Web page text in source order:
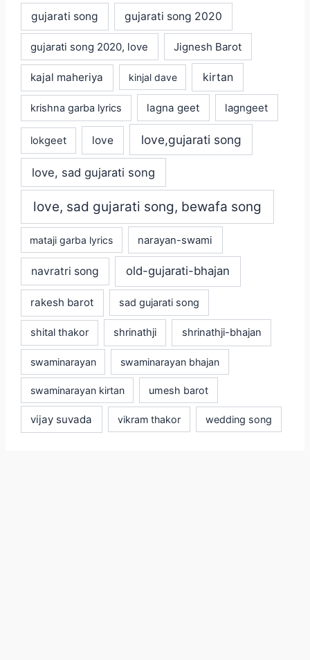
gujarati song gujarati song 2020
gujarati song 2020, love Jignesh Barot
kajal maheriya kinjal dave kirtan
krishna garba lyrics lagna geet lagngeet
lokgeet love love,gujarati song
love, sad gujarati song
love, sad gujarati song, bewafa song
mataji garba lyrics narayan-swami
navratri song old-gujarati-bhajan
rakesh barot sad gujarati song
shital thakor shrinathji shrinathji-bhajan
swaminarayan swaminarayan bhajan
swaminarayan kirtan umesh barot
vijay suvada vikram thakor wedding song